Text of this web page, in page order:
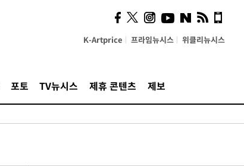
K-Artprice 프라임뉴시스 위클리뉴시스
포토 TV뉴시스 제휴 콘텐츠 제보
시, 스마트폰 액세서리에
NFC 더했다